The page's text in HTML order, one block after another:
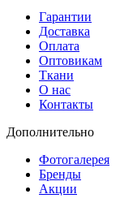
Гарантии
Доставка
Оплата
Оптовикам
Ткани
О нас
Контакты
Дополнительно
Фотогалерея
Бренды
Акции